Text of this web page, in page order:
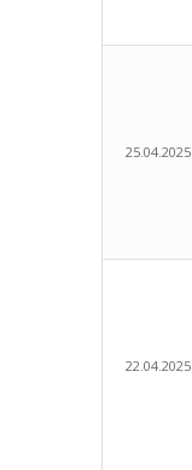
25.04.2025
22.04.2025